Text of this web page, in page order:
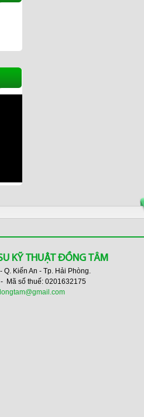
KỸ THUẬT ĐỒNG TÂM
Kiến An - Tp. Hải Phòng.
Mã số thuế: 0201632175